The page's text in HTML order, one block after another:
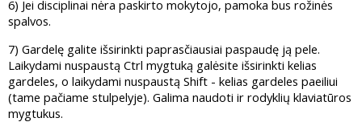
6) Jei disciplinai nėra paskirto mokytojo, pamoka bus rožinės
spalvos.
7) Gardelę galite išsirinkti paprasčiausiai paspaudę ją pele.
Laikydami nuspaustą Ctrl mygtuką galėsite išsirinkti kelias
gardeles, o laikydami nuspaustą Shift - kelias gardeles paeiliui
(tame pačiame stulpelyje). Galima naudoti ir rodyklių klaviatūros
mygtukus.